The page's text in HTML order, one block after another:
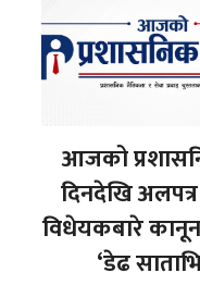
आजको
दिनदेखि
विधेयकबारे
‘डेढ